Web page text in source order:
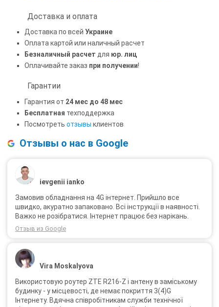
Доставка и оплата
Доставка по всей Украине
Оплата картой или наличный расчет
Безналичный расчет для юр. лиц
Оплачивайте заказ при получении!
Гарантии
Гарантия от 24 мес до 48 мес
Бесплатная техподдержка
Посмотреть отзывы клиентов
Отзывы о нас в Google
ievgenii ianko
Замовив обладнання на 4G інтернет. Прийшло все
швидко, акуратно запаковано. Всі інструкції в наявності.
Важко не розібратися. Інтернет працює без нарікань.
Отзыв из Google
Vira Moskalyova
Використовую роутер ZTE R216-Z і антену в заміському
будинку - у місцевості, де немає покриття 3(4)G
Інтернету. Вдячна співробітникам служби технічної